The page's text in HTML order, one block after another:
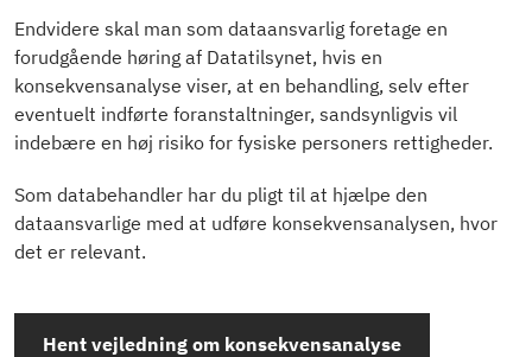
Endvidere skal man som dataansvarlig foretage en
forudgående høring af Datatilsynet, hvis en
konsekvensanalyse viser, at en behandling, selv efter
eventuelt indførte foranstaltninger, sandsynligvis vil
indebære en høj risiko for fysiske personers rettigheder.
Som databehandler har du pligt til at hjælpe den
dataansvarlige med at udføre konsekvensanalysen, hvor
det er relevant.
Hent vejledning om konsekvensanalyse